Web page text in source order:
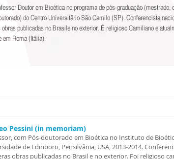
Pessini (in memoriam)
com Pós-doutorado em Bioética no Instituto de
de Edinboro, Pensilvânia, USA, 2013-2014.
obras publicadas no Brasil e no exterior. Foi religioso